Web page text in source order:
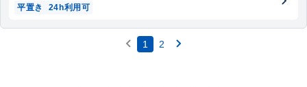
平置き
24h利用可
1 2